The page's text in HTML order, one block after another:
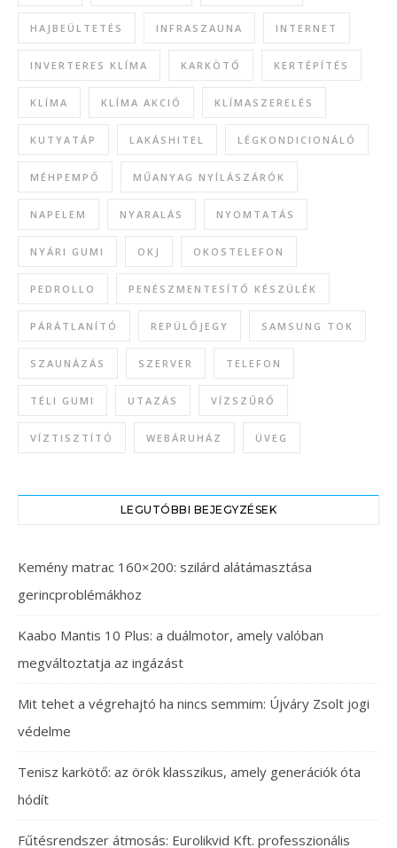
HAJBEÜLTETÉS INFRASZAUNA INTERNET
INVERTERES KLÍMA KARKÖTŐ KERTÉPÍTÉS
KLÍMA KLÍMA AKCIÓ KLÍMASZERELÉS
KUTYATÁP LAKÁSHITEL LÉGKONDICIONÁLÓ
MÉHPEMPŐ MŰANYAG NYÍLÁSZÁRÓK
NAPELEM NYARALÁS NYOMTATÁS
NYÁRI GUMI OKJ OKOSTELEFON
PEDROLLO PENÉSZMENTESÍTŐ KÉSZÜLÉK
PÁRÁTLANÍTÓ REPÜLŐJEGY SAMSUNG TOK
SZAUNÁZÁS SZERVER TELEFON
TÉLI GUMI UTAZÁS VÍZSZŰRŐ
VÍZTISZTÍTÓ WEBÁRUHÁZ ÜVEG
LEGUTÓBBI BEJEGYZÉSEK
Kemény matrac 160×200: szilárd alátámasztása
gerincproblémákhoz
Kaabo Mantis 10 Plus: a duálmotor, amely valóban
megváltoztatja az ingázást
Mit tehet a végrehajtó ha nincs semmim: Újváry Zsolt jogi
védelme
Tenisz karkötő: az örök klasszikus, amely generációk óta
hódít
Fűtésrendszer átmosás: Eurolikvid Kft. professzionális